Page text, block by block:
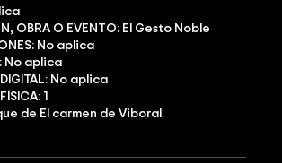
OBRA O EVENTO: El Gesto Noble
No aplica
No aplica
No aplica
1
de El carmen de Viboral